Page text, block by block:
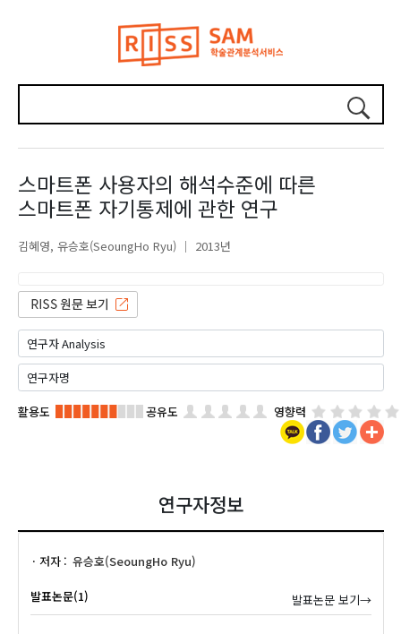
스마트폰 사용자의 해석수준에 따른
스마트폰 자기통제에 관한 연구
김혜영 유승호(SeoungHo Ryu) 2013년
활용도 공유도 영향력
연구자정보
저자 유승호(SeoungHo Ryu)
발표논문(1) 발표논문 보기→